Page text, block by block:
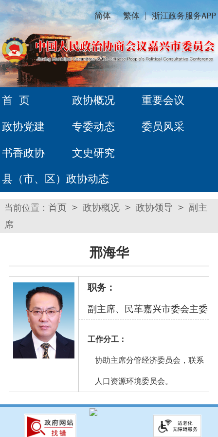
简体 繁体 浙江政务服务APP
首 页 政协概况 重要会议
政协党建 专委动态 委员风采
书香政协 文史研究
县（市、区）政协动态
当前位置： 首页 > 政协概况 > 政协领导 > 副主
席
邢海华
职务：
副主席、民革嘉兴市委会主委
工作分工：
协助主席分管经济委员会，联系
人口资源环境委员会。